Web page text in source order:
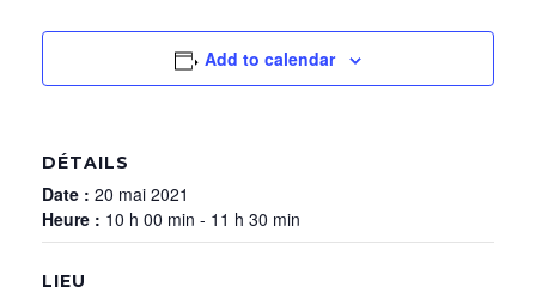
Add to calendar
DÉTAILS
Date : 20 mai 2021
Heure : 10 h 00 min - 11 h 30 min
LIEU